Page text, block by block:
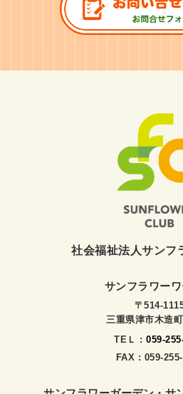
社会福祉法人サンフ
サンフラワー
〒514-
三重県津市木造
TEＬ : 059-
FAX : 059-